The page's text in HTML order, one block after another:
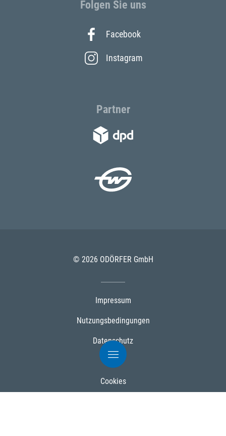
Folgen Sie uns
Facebook
Instagram
Partner
© 2026 ODÖRFER GmbH
Impressum
Nutzungsbedingungen
Datenschutz
AGB
Cookies